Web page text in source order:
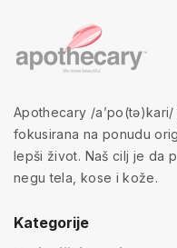
Apothecary /
fokusirana na ponudu
lepši život. Naš cilj je da
negu tela, kose i kože.
Kategorije